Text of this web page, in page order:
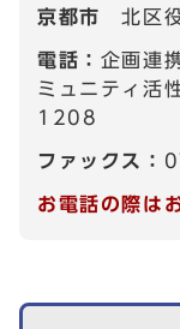
京都市北区
電話： 企画連
ミュニティ活
1208
ファックス：
お電話の際は